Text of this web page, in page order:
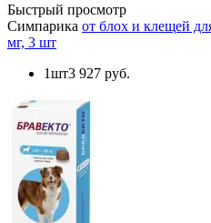
Быстрый просмотр
Симпарика от блох и клещей
мг, 3 шт
1шт3 927 руб.